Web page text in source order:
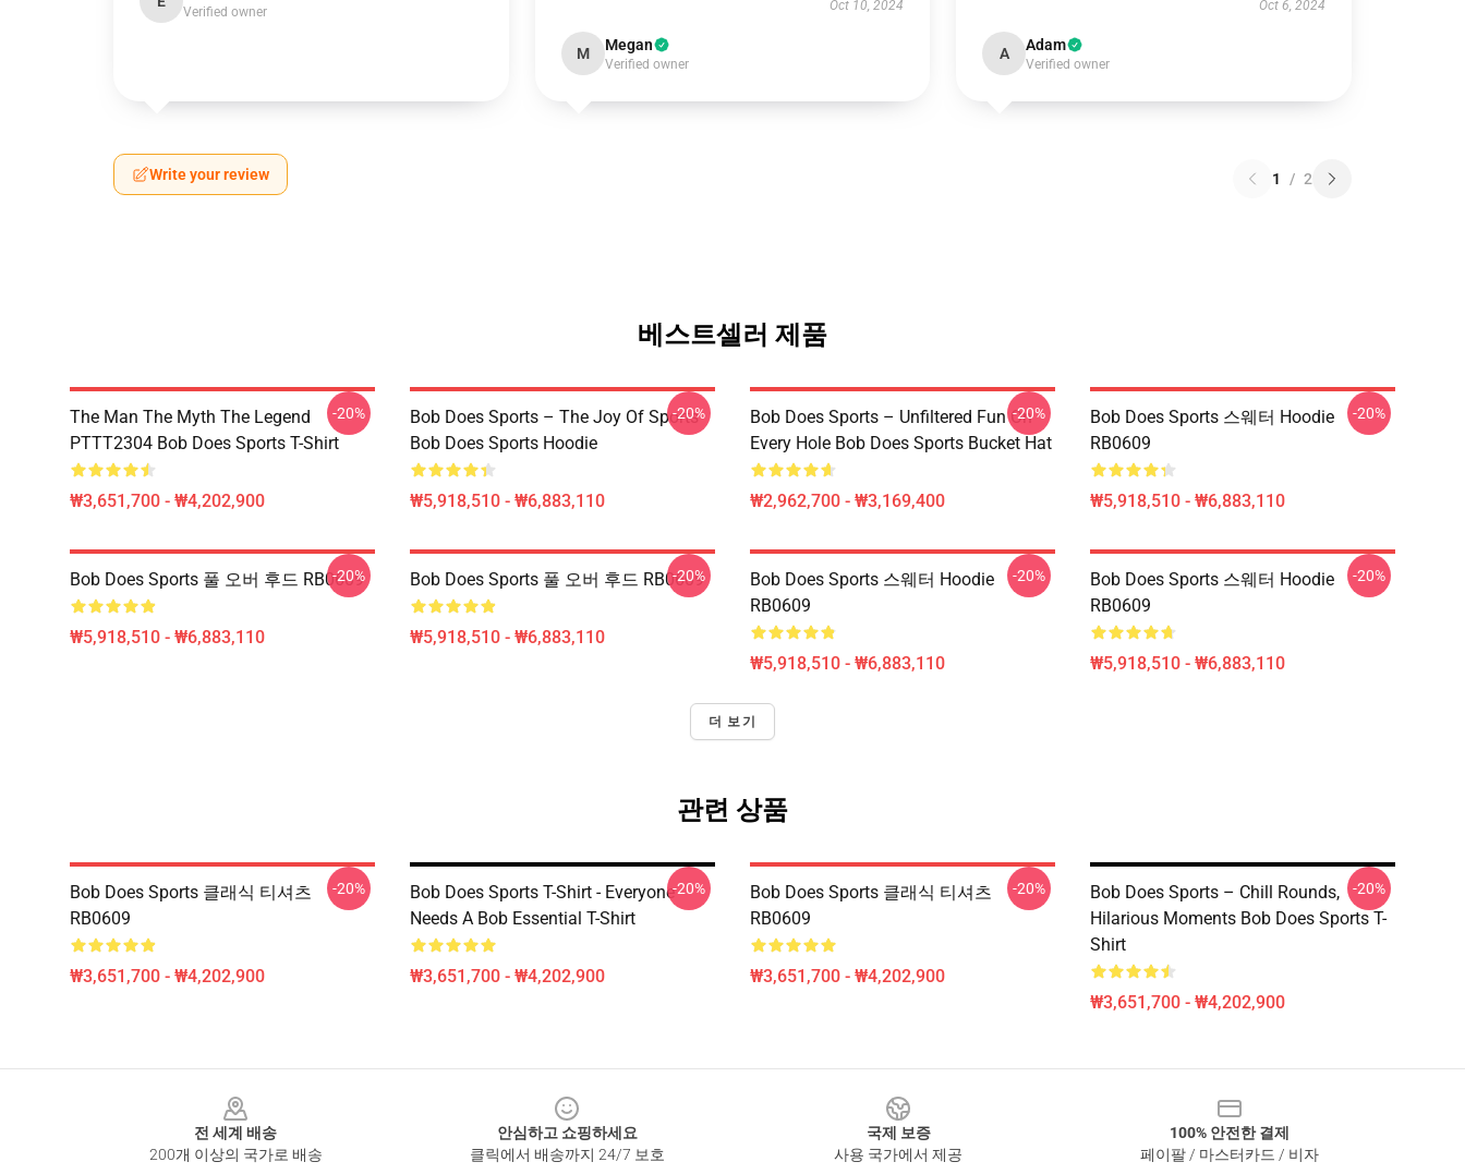
Verified owner Oct 10, 2024
M Megan
Verified owner
Oct 6, 2024
A Adam
Verified owner
Write your review 1 / 2
베스트셀러 제품
The Man The Myth The Legend
PTTT2304 Bob Does Sports T-Shirt
₩3,651,700 - ₩4,202,900
-20%
Bob Does Sports – The Joy Of Sports
Bob Does Sports Hoodie
₩5,918,510 - ₩6,883,110
-20%
Bob Does Sports – Unfiltered Fun On
Every Hole Bob Does Sports Bucket Hat
₩2,962,700 - ₩3,169,400
-20%
Bob Does Sports 스웨터 Hoodie
RB0609
₩5,918,510 - ₩6,883,110
-20%
Bob Does Sports 풀 오버 후드 RB0609
₩5,918,510 - ₩6,883,110
-20% Bob Does Sports 풀 오버 후드 RB0609
₩5,918,510 - ₩6,883,110
-20%
Bob Does Sports 스웨터 Hoodie
RB0609
₩5,918,510 - ₩6,883,110
-20%
Bob Does Sports 스웨터 Hoodie
RB0609
₩5,918,510 - ₩6,883,110
-20%
더 보기
관련 상품
Bob Does Sports 클래식 티셔츠
RB0609
₩3,651,700 - ₩4,202,900
-20%
Bob Does Sports T-Shirt - Everyone
Needs A Bob Essential T-Shirt
₩3,651,700 - ₩4,202,900
-20%
Bob Does Sports 클래식 티셔츠
RB0609
₩3,651,700 - ₩4,202,900
-20%
Bob Does Sports – Chill Rounds,
Hilarious Moments Bob Does Sports T-
Shirt
₩3,651,700 - ₩4,202,900
-20%
전 세계 배송
200개 이상의 국가로 배송
안심하고 쇼핑하세요
클릭에서 배송까지 24/7 보호
국제 보증
사용 국가에서 제공
100% 안전한 결제
페이팔 / 마스터카드 / 비자